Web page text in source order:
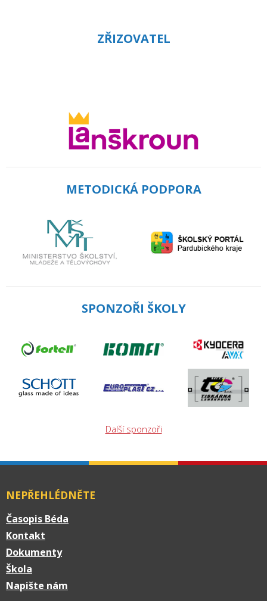
ZŘIZOVATEL
METODICKÁ PODPORA
SPONZOŘI ŠKOLY
Další sponzoři
NEPŘEHLÉDNĚTE
Časopis Béda
Kontakt
Dokumenty
Škola
Napište nám